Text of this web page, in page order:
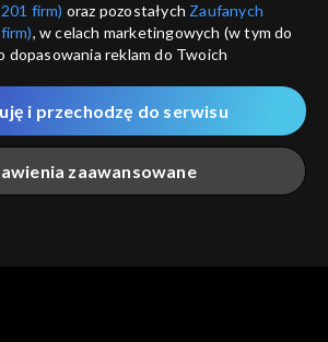
firm) oraz pozostałych Zaufanych
, w celach marketingowych (w tym do
dopasowania reklam do Twoich
a także zgody na udostępnianie
PPID do Google.
zbierane podczas odwiedzania przez
serwisówzwanych dalej
zapisywane za pomocą
zaawansowane
i przechodzę do serwisu